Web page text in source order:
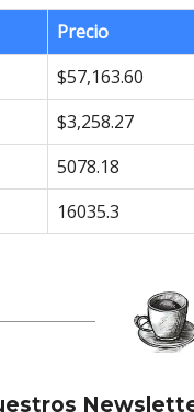
Precio
$57,163.60
$3,258.27
5078.18
16035.3